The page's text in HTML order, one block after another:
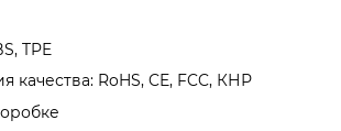
TPE
качества: RoHS, CE, FCC, КНР